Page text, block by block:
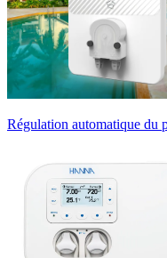
Régulation automatique du